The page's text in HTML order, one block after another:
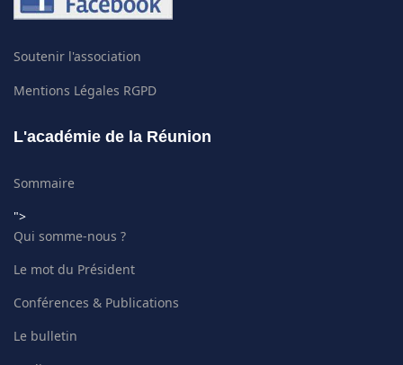
Soutenir l'association
Mentions Légales RGPD
L'académie de la Réunion
Sommaire
">
Qui somme-nous ?
Le mot du Président
Conférences & Publications
Le bulletin